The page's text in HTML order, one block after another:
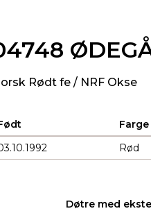
Rødt fe / NRF Okse
Farge
Rød
Døtre med